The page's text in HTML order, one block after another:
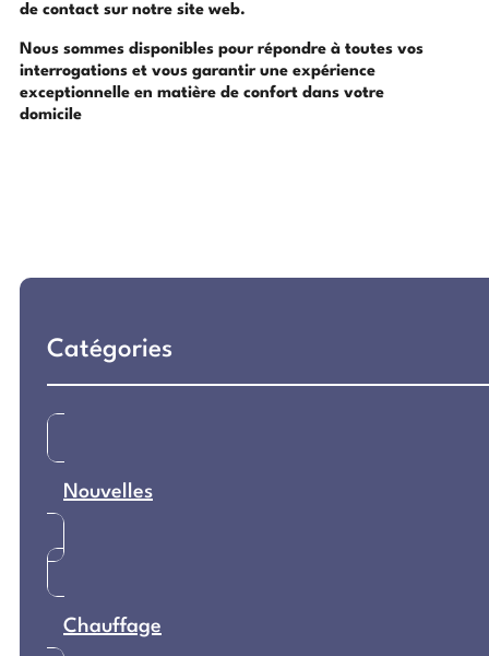
de contact sur notre site web.
Nous sommes disponibles pour répondre à toutes vos
interrogations et vous garantir une expérience
exceptionnelle en matière de confort dans votre
domicile
Catégories
Nouvelles
Chauffage